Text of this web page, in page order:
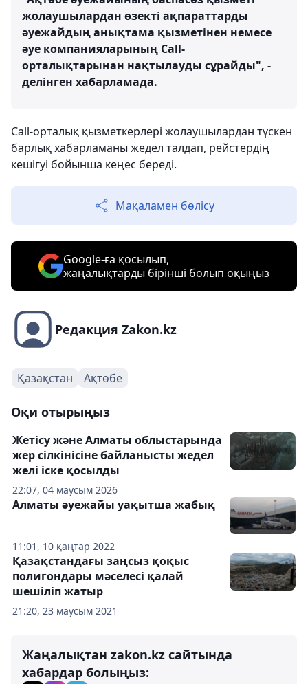
жолаушылардан өзекті ақпараттарды
әуежайдың анықтама қызметінен немесе
әуе компанияларының Сall-
орталықтарынан нақтылауды сұрайды", -
делінген хабарламада.
Сall-орталық қызметкерлері жолаушылардан түскен
барлық хабарламаны жедел талдап, рейстердің
кешігуі бойынша кеңес береді.
Мақаламен бөлісу
Google-ға қосылып,
жаңалықтарды бірінші болып оқыңыз
Редакция Zakon.kz
Қазақстан Ақтөбе
Оқи отырыңыз
22:07, 04 маусым 2026
Жетісу және Алматы облыстарында
жер сілкінісіне байланысты жедел
желі іске қосылды
11:01, 10 қаңтар 2022
Алматы әуежайы уақытша жабық
21:20, 23 маусым 2021
Қазақстандағы заңсыз қоқыс
полигондары мәселесі қалай
шешіліп жатыр
Жаңалықтан zakon.kz сайтында
хабардар болыңыз: